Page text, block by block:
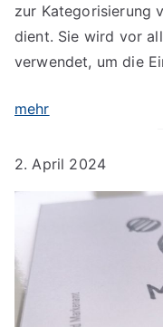
zur Kategorisierung
dient. Sie wird vor
verwendet, um die
mehr
2. April 2024